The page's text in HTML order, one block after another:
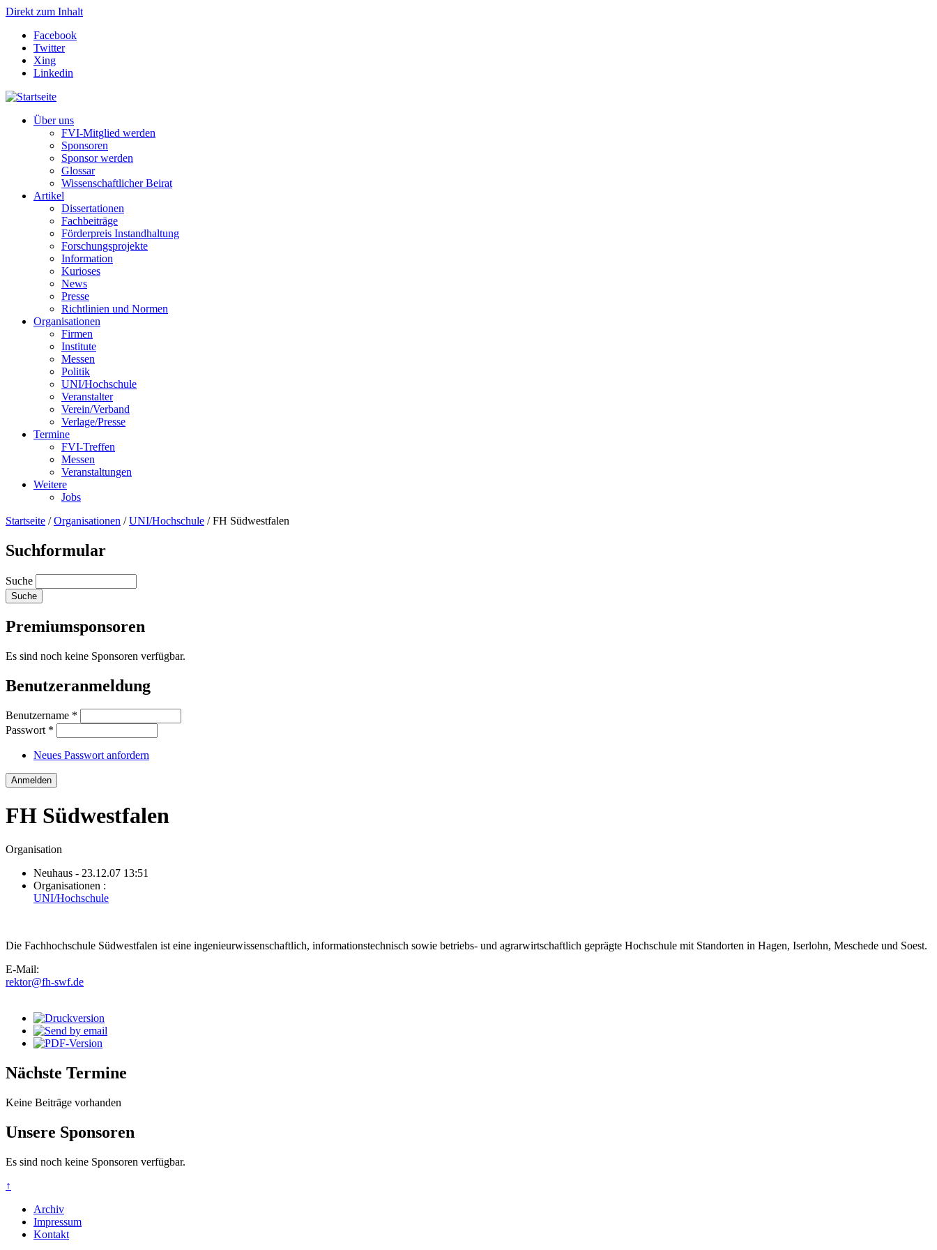
Direkt zum Inhalt
Facebook
Twitter
Xing
Linkedin
Über uns
FVI-Mitglied werden
Sponsoren
Sponsor werden
Glossar
Wissenschaftlicher Beirat
Artikel
Dissertationen
Fachbeiträge
Förderpreis Instandhaltung
Forschungsprojekte
Information
Kurioses
News
Presse
Richtlinien und Normen
Organisationen
Firmen
Institute
Messen
Politik
UNI/Hochschule
Veranstalter
Verein/Verband
Verlage/Presse
Termine
FVI-Treffen
Messen
Veranstaltungen
Weitere
Jobs
Startseite /Organisationen /UNI/Hochschule /FH Südwestfalen
Suchformular
Suche
Premiumsponsoren
Es sind noch keine Sponsoren verfügbar.
Benutzeranmeldung
Benutzername *
Passwort *
Neues Passwort anfordern
FH Südwestfalen
Organisation
Neuhaus - 23.12.07 13:51
Organisationen :
UNI/Hochschule
Die Fachhochschule Südwestfalen ist eine ingenieurwissenschaftlich, informationstechnisch sowie betriebs- und agrarwirtschaftlich geprägte Hochschule mit Standorten in Hagen, Iserlohn, Meschede und Soest.
E-Mail:
rektor@fh-swf.de
Nächste Termine
Keine Beiträge vorhanden
Unsere Sponsoren
Es sind noch keine Sponsoren verfügbar.
↑
Archiv
Impressum
Kontakt